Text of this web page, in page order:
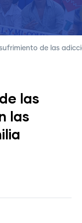
de las
las
las